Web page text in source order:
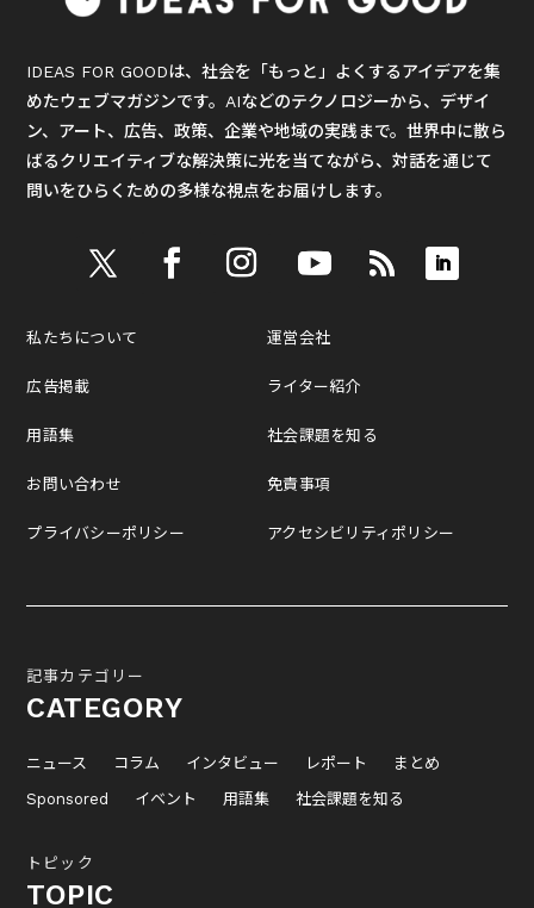
IDEAS FOR GOODは、社会を「もっと」よくするアイデアを集
めたウェブマガジンです。AIなどのテクノロジーから、デザイ
ン、アート、広告、政策、企業や地域の実践まで。世界中に散ら
ばるクリエイティブな解決策に光を当てながら、対話を通じて
問いをひらくための多様な視点をお届けします。
私たちについて
広告掲載
用語集
お問い合わせ
プライバシーポリシー
運営会社
ライター紹介
社会課題を知る
免責事項
アクセシビリティポリシー
記事カテゴリー
CATEGORY
ニュース コラム インタビュー レポート
まとめ
Sponsored
イベント 用語集 社会課題を知る
トピック
TOPIC